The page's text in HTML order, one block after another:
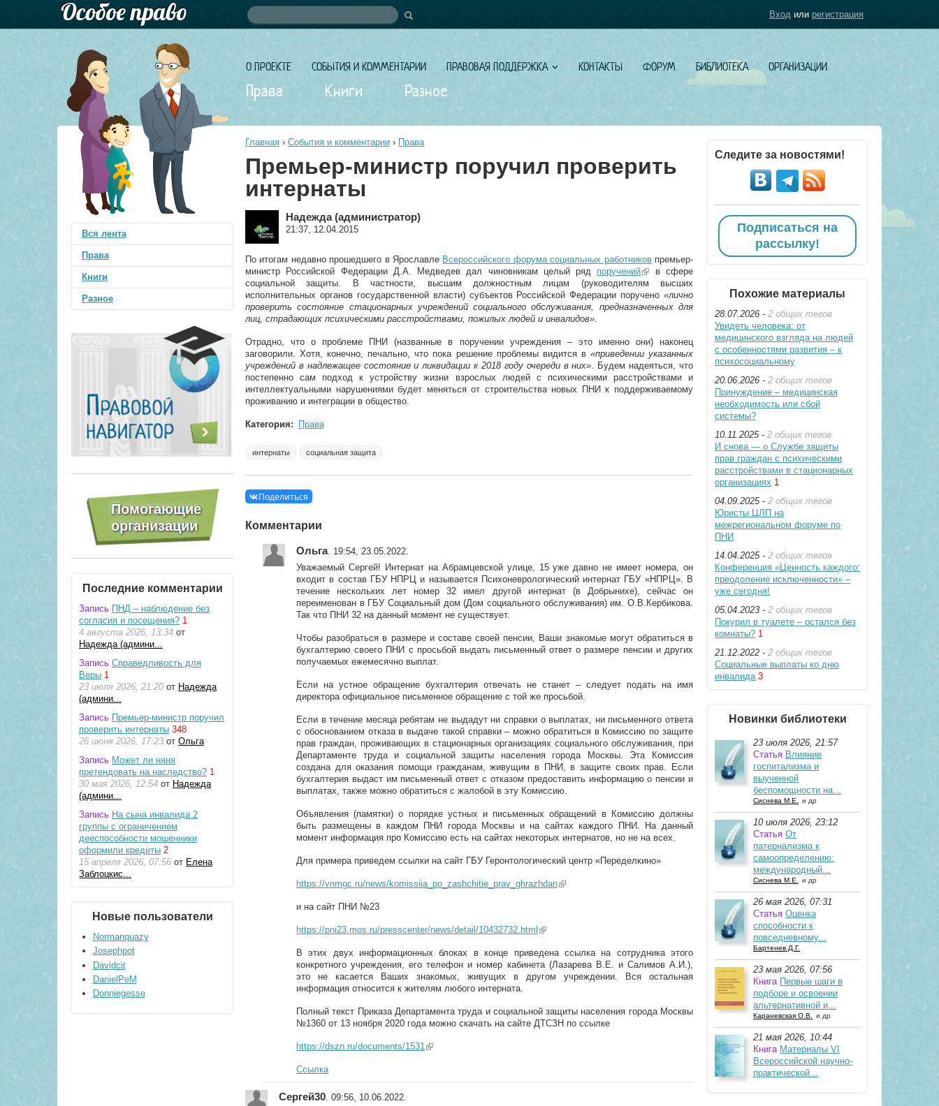
О ПРОЕКТЕ СОБЫТИЯ И КОММЕНТАРИИ ПРАВОВАЯ ПОДДЕРЖКА КОНТАКТЫ ФОРУМ БИБЛИОТЕКА ОРГАНИЗАЦИИ
Права Книги Разное
Форма поиска
Поиск Вход или регистрация
Главная › События и комментарии › Права
Премьер-министр поручил проверить
интернаты
Надежда (администратор)
21:37, 12.04.2015
По итогам недавно прошедшего в Ярославле Всероссийского форума социальных работниковпремьер-
министр Российской Федерации Д.А. Медведев дал чиновникам целый ряд поручений(link is external)
в сфере
социальной защиты. В частности, высшим должностным лицам (руководителям высших
исполнительных органов государственной власти) субъектов Российской Федерации поручено «лично
проверить состояние стационарных учреждений социального обслуживания, предназначенных для
лиц, страдающих психическими расстройствами, пожилых людей и инвалидов».
Отрадно, что о проблеме ПНИ (названные в поручении учреждения – это именно они) наконец
заговорили. Хотя, конечно, печально, что пока решение проблемы видится в «приведении указанных
учреждений в надлежащее состояние и ликвидации к 2018 году очереди в них». Будем надеяться, что
постепенно сам подход к устройству жизни взрослых людей с психическими расстройствами и
интеллектуальными нарушениями будет меняться от строительства новых ПНИ к поддерживаемому
проживанию и интеграции в общество.
Категория: Права
интернаты социальная защита
Поделиться
Комментарии
Ольга. 19:54, 23.05.2022.
Уважаемый Сергей! Интернат на Абрамцевской улице, 15 уже давно не имеет номера, он
входит в состав ГБУ НПРЦ и называется Психоневрологический интернат ГБУ «НПРЦ». В
течение нескольких лет номер 32 имел другой интернат (в Добрынихе), сейчас он
переименован в ГБУ Социальный дом (Дом социального обслуживания) им. О.В.Кербикова.
Так что ПНИ 32 на данный момент не существует.
Чтобы разобраться в размере и составе своей пенсии, Ваши знакомые могут обратиться в
бухгалтерию своего ПНИ с просьбой выдать письменный ответ о размере пенсии и других
получаемых ежемесячно выплат.
Если на устное обращение бухгалтерия отвечать не станет – следует подать на имя
директора официальное письменное обращение с той же просьбой.
Если в течение месяца ребятам не выдадут ни справки о выплатах, ни письменного ответа
с обоснованием отказа в выдаче такой справки – можно обратиться в Комиссию по защите
прав граждан, проживающих в стационарных организациях социального обслуживания, при
Департаменте труда и социальной защиты населения города Москвы. Эта Комиссия
создана для оказания помощи гражданам, живущим в ПНИ, в защите своих прав. Если
бухгалтерия выдаст им письменный ответ с отказом предоставить информацию о пенсии и
выплатах, также можно обратиться с жалобой в эту Комиссию.
Объявления (памятки) о порядке устных и письменных обращений в Комиссию должны
быть размещены в каждом ПНИ города Москвы и на сайтах каждого ПНИ. На данный
момент информация про Комиссию есть на сайтах некоторых интернатов, но не на всех.
Для примера приведем ссылки на сайт ГБУ Геронтологический центр «Переделкино»
https://vnmgc.ru/news/komissiia_po_zashchitie_prav_ghrazhdan(link is external)
и на сайт ПНИ №23
https://pni23.mos.ru/presscenter/news/detail/10432732.html (link is external)
В этих двух информационных блоках в конце приведена ссылка на сотрудника этого
конкретного учреждения, его телефон и номер кабинета (Лазарева В.Е. и Салимов А.И.),
это не касается Ваших знакомых, живущих в другом учреждении. Вся остальная
информация относится к жителям любого интерната.
Полный текст Приказа Департамента труда и социальной защиты населения города Москвы
№1360 от 13 ноября 2020 года можно скачать на сайте ДТСЗН по ссылке
https://dszn.ru/documents/1531 (link is external)
Ссылка
Сергей30 . 09:56, 10.06.2022.
Вся лента
Права
Книги
Разное
Последние комментарии
Запись ПНД – наблюдение без
согласия и посещения? 1
4 августа 2026, 13:34 от
Надежда (админи...
Запись Справедливость для
Веры 1
23 июля 2026, 21:20 от Надежда
(админи...
Запись Премьер-министр поручил
проверить интернаты 348
26 июня 2026, 17:23 от Ольга
Запись Может ли няня
претендовать на наследство? 1
30 мая 2026, 12:54 от Надежда
(админи...
Запись На сына инвалида 2
группы с ограничением
дееспособности мошенники
оформили кредиты 2
15 апреля 2026, 07:56 от Елена
Заблоцкис...
Новые пользователи
Normanquazy
Josephpot
Davidcit
DanielPeM
Donniegesse
Следите за новостями!
Подписаться на
рассылку!
Похожие материалы
28.07.2026 - 2 общих тегов
Увидеть человека: от
медицинского взгляда на людей
с особенностями развития – к
психосоциальному
20.06.2026 - 2 общих тегов
Принуждение – медицинская
необходимость или сбой
системы?
10.11.2025 - 2 общих тегов
И снова — о Службе защиты
прав граждан с психическими
расстройствами в стационарных
организациях 1
04.09.2025 - 2 общих тегов
Юристы ЦЛП на
межрегиональном форуме по
ПНИ
14.04.2025 - 2 общих тегов
Конференция «Ценность каждого:
преодоление исключенности» –
уже сегодня!
05.04.2023 - 2 общих тегов
Покурил в туалете – остался без
комнаты? 1
21.12.2022 - 2 общих тегов
Социальные выплаты ко дню
инвалида 3
Новинки библиотеки
23 июля 2026, 21:57
Статья Влияние
госпитализма и
выученной
беспомощности на...
Сиснева М.Е. и др
10 июля 2026, 23:12
Статья От
патернализма к
самоопределению:
международный...
Сиснева М.Е. и др
26 мая 2026, 07:31
Статья Оценка
способности к
повседневному...
Бартенев Д.Г.
23 мая 2026, 07:56
Книга Первые шаги в
подборе и освоении
альтернативной и...
Караневская О.В. и др
21 мая 2026, 10:44
Книга Материалы VI
Всероссийской научно-
практической...